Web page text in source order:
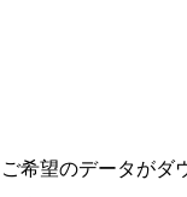
ご希望のデータがダ